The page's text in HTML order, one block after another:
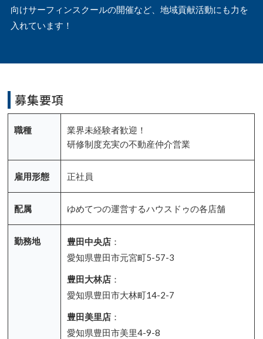
向けサーフィンスクールの開催など、地域貢献活動にも力を
入れています！
募集要項
職種
業界未経験者歓迎！
研修制度充実の不動産仲介営業
雇用形態 正社員
配属 ゆめてつの運営するハウスドゥの各店舗
勤務地 豊田中央店 ：
愛知県豊田市元宮町5-57-3
豊田大林店 ：
愛知県豊田市大林町14-2-7
豊田美里店 ：
愛知県豊田市美里4-9-8